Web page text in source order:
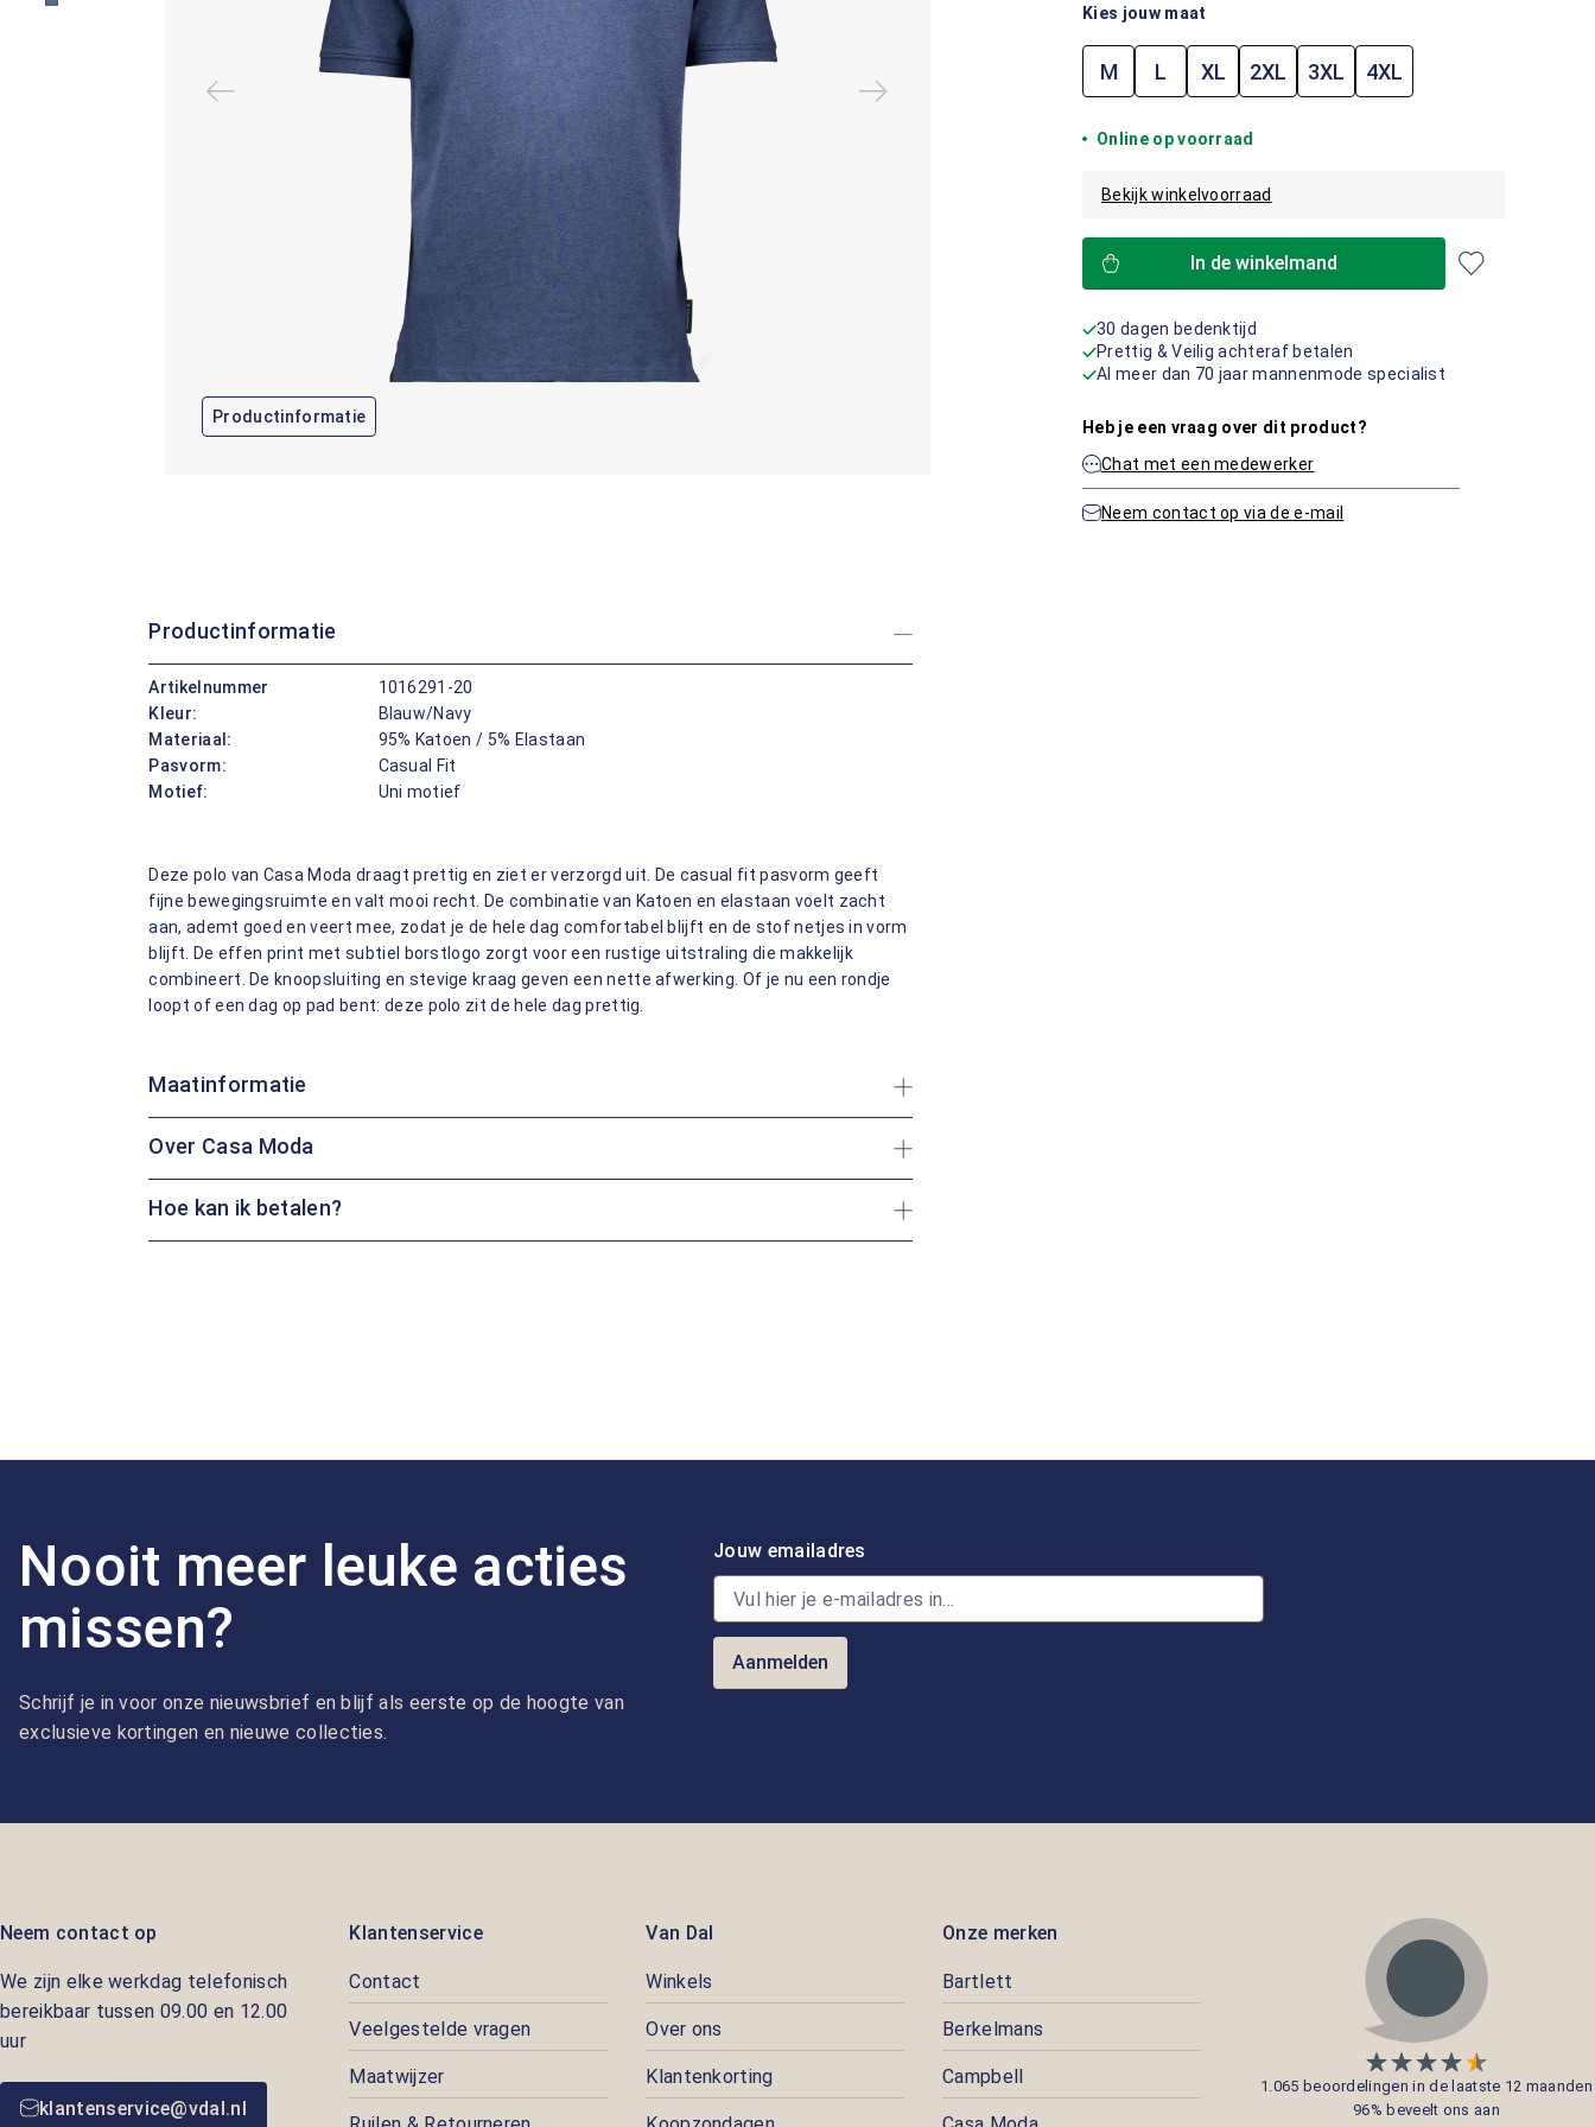
Productinformatie
Kies jouw maat
M L XL 2XL 3XL 4XL
Online op voorraad
Bekijk winkelvoorraad
In de winkelmand
30 dagen bedenktijd
Prettig & Veilig achteraf betalen
Al meer dan 70 jaar mannenmode specialist
Heb je een vraag over dit product?
Chat met een medewerker
Neem contact op via de e-mail
Productinformatie
Artikelnummer
1016291-20
Kleur:
Blauw/Navy
Materiaal:
95% Katoen / 5% Elastaan
Pasvorm:
Casual Fit
Motief:
Uni motief
Deze polo van Casa Moda draagt prettig en ziet er verzorgd uit. De casual fit pasvorm geeft
fijne bewegingsruimte en valt mooi recht. De combinatie van Katoen en elastaan voelt zacht
aan, ademt goed en veert mee, zodat je de hele dag comfortabel blijft en de stof netjes in vorm
blijft. De effen print met subtiel borstlogo zorgt voor een rustige uitstraling die makkelijk
combineert. De knoopsluiting en stevige kraag geven een nette afwerking. Of je nu een rondje
loopt of een dag op pad bent: deze polo zit de hele dag prettig.
Maatinformatie
Over Casa Moda
Hoe kan ik betalen?
Nooit meer leuke acties
missen?
Schrijf je in voor onze nieuwsbrief en blijf als eerste op de hoogte van
exclusieve kortingen en nieuwe collecties.
Jouw emailadres
Aanmelden
Neem contact op
We zijn elke werkdag telefonisch
bereikbaar tussen 09.00 en 12.00
uur
klantenservice@vdal.nl
Klantenservice
Contact
Veelgestelde vragen
Maatwijzer
Van Dal
Winkels
Over ons
Klantenkorting
Onze merken
Bartlett
Berkelmans
Campbell
1.065 beoordelingen in de laatste 12 maanden
96% beveelt ons aan